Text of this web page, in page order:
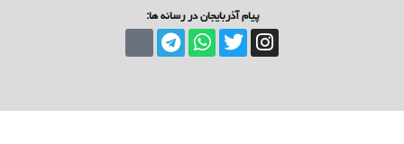
پیام آذربایجان در رسانه ها: